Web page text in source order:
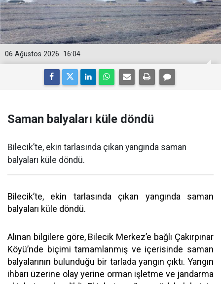
16:04
06 Ağustos 2026
Saman balyaları küle döndü
Bilecik’te, ekin tarlasında çıkan yangında saman
balyaları küle döndü.
Bilecik’te, ekin tarlasında çıkan yangında saman
balyaları küle döndü.
Alınan bilgilere göre, Bilecik Merkez’e bağlı Çakırpınar
Köyü’nde biçimi tamamlanmış ve içerisinde saman
balyalarının bulunduğu bir tarlada yangın çıktı. Yangın
ihbarı üzerine olay yerine orman işletme ve jandarma